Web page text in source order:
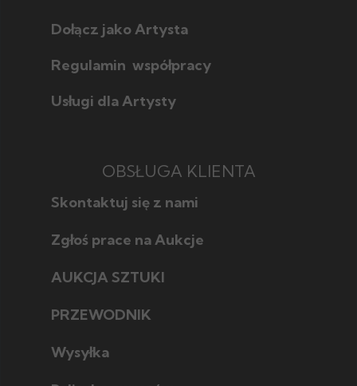
Dołącz jako Artysta
Regulamin współpracy
Usługi dla Artysty
OBSŁUGA KLIENTA
Skontaktuj się z nami
Zgłoś prace na Aukcje
AUKCJA SZTUKI
Jak licytować
Jak sprzedać
PRZEWODNIK
Poznaj style w sztuce
Wysyłka